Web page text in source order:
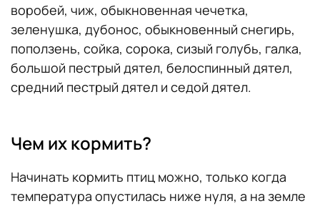
воробей, чиж, обыкновенная чечетка,
зеленушка, дубонос, обыкновенный снегирь,
поползень, сойка, сорока, сизый голубь, галка,
большой пестрый дятел, белоспинный дятел,
средний пестрый дятел и седой дятел.
Чем их кормить?
Начинать кормить птиц можно, только когда
температура опустилась ниже нуля, а на земле